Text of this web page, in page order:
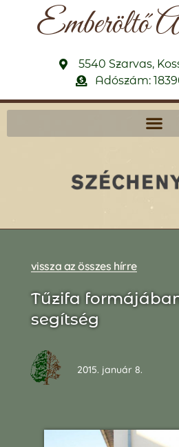
Emberöltő
5540 Szarvas,
Adószám:
vissza az összes hírre
Tűzifa
segítség
2015. január 8.